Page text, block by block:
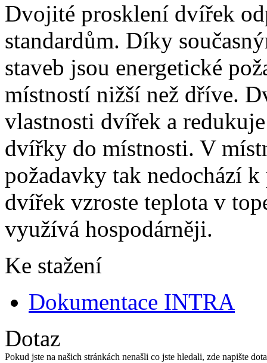
Dvojité prosklení dvířek
standardům. Díky
staveb jsou energetické
místností nižší než dříve.
vlastnosti dvířek a
dvířky do místnosti. V
požadavky tak nedochází
dvířek vzroste teplota v
využívá hospodárněji.
Ke stažení
Dokumentace INTRA
Dotaz
Pokud jste na našich stránkách nenašli co jste hledali, zde napište